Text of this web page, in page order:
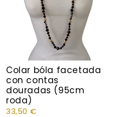
Colar bóla facetada
con contas
douradas (95cm
roda)
33,50 €